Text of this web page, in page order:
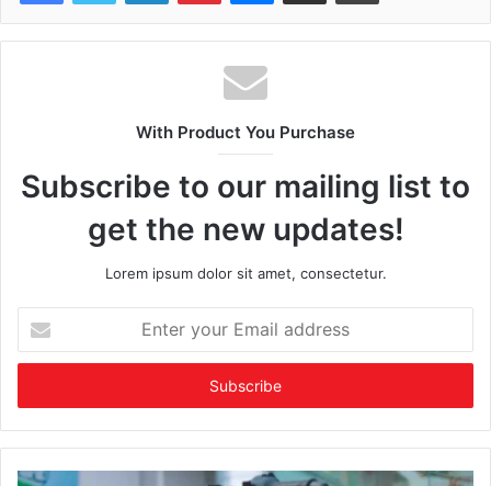
With Product You Purchase
Subscribe to our mailing list to
get the new updates!
Lorem ipsum dolor sit amet, consectetur.
your
Email